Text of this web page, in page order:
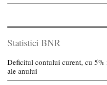
Statistici BNR
Deficitul contului curent, cu
ale anului